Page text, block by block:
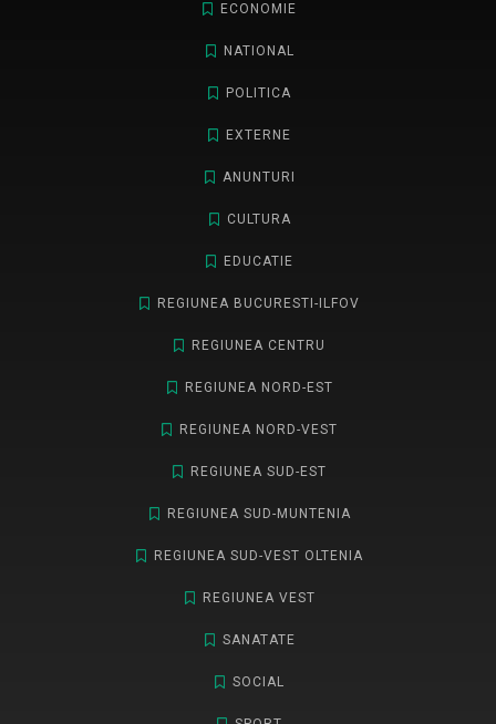
ECONOMIE
NATIONAL
POLITICA
EXTERNE
ANUNTURI
CULTURA
EDUCATIE
REGIUNEA BUCURESTI-ILFOV
REGIUNEA CENTRU
REGIUNEA NORD-EST
REGIUNEA NORD-VEST
REGIUNEA SUD-EST
REGIUNEA SUD-MUNTENIA
REGIUNEA SUD-VEST OLTENIA
REGIUNEA VEST
SANATATE
SOCIAL